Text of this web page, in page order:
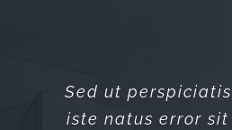
Sed ut
iste natus error
Sed ut
iste natus error